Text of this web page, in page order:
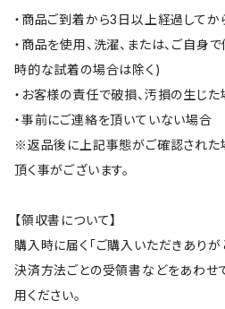
・商品ご到着から3日以上経過してか
・商品を使用、洗濯、または、ご自
時的な試着の場合は除く)
・お客様の責任で破損、汚損の生じた
・事前にご連絡を頂いていない場合
※返品後に上記事態がご確認された
頂く事がございます。
【領収書について】
購入時に届く「ご購入いただきありが
決済方法ごとの受領書などをあわせ
用ください。